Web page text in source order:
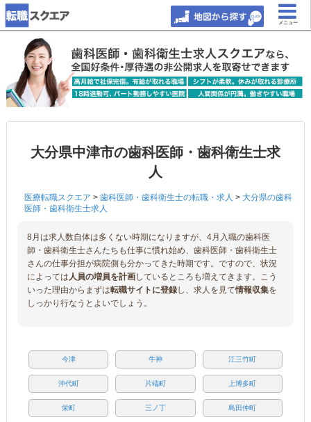
メニュー
大分県中津市の歯科医師・歯科衛生士求
人
医療転職スクエア > 歯科医師・歯科衛生士の転職・求人 > 大分県の歯科
医師・歯科衛生士求人
8月は求人数自体は多くない時期になりますが、4月入職の歯科医
師・歯科衛生士さんたちも仕事に慣れ始め、歯科医師・歯科衛生士
さんの仕事分担が病院側も分かってきた時期です。ですので、状況
によっては人員の増員を計画しているところも増えてきます。こう
いった理由からまずは転職サイトに登録し、求人を見て情報収集を
しっかり行なうとよいでしょう。
今津 牛神 江三竹町
沖代町 片端町 上博多町
栄町 三ノ丁 島田仲町